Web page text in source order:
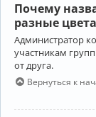
Почему
разные
Администратор
участникам
от друга.
Вернуться к